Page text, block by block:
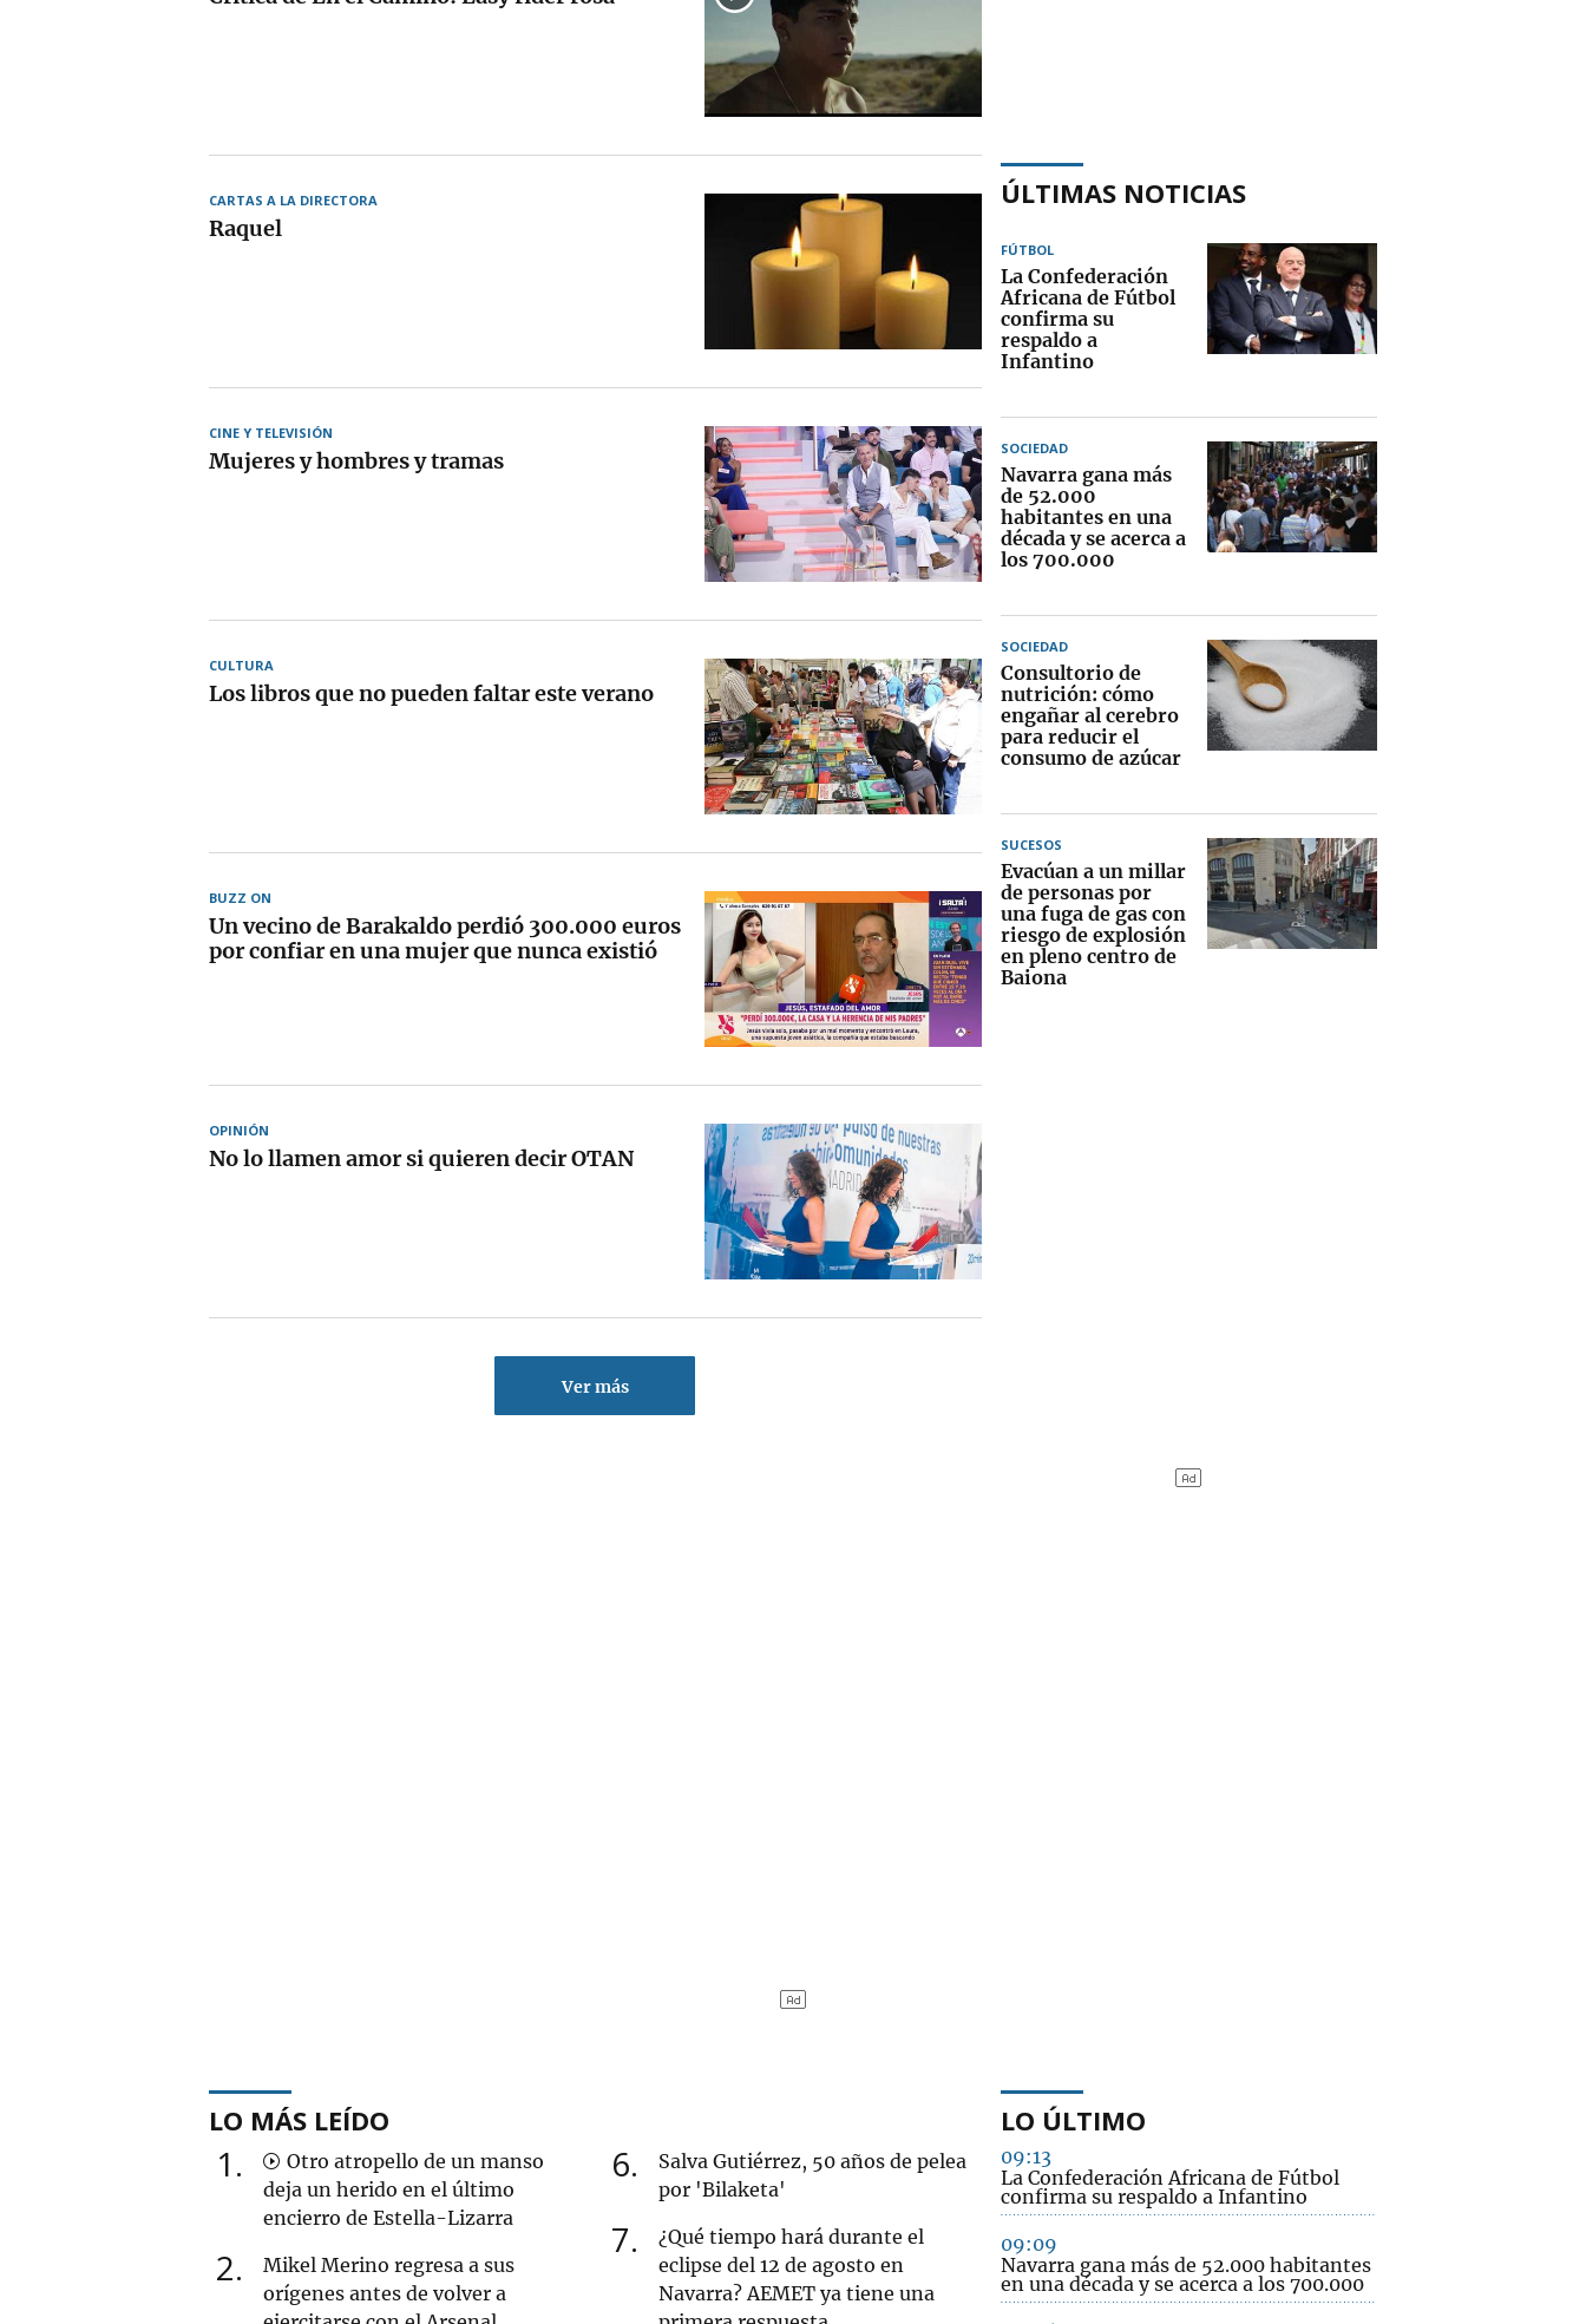
CARTAS A LA DIRECTORA
Raquel
CINE Y TELEVISIÓN
Mujeres y hombres y tramas
CULTURA
Los libros que no pueden faltar este verano
BUZZ ON
Un vecino de Barakaldo perdió 300.000 euros
por confiar en una mujer que nunca existió
OPINIÓN
No lo llamen amor si quieren decir OTAN
Ver más
ÚLTIMAS NOTICIAS
FÚTBOL
La Confederación
Africana de Fútbol
confirma su
respaldo a
Infantino
SOCIEDAD
Navarra gana más
de 52.000
habitantes en una
década y se acerca a
los 700.000
SOCIEDAD
Consultorio de
nutrición: cómo
engañar al cerebro
para reducir el
consumo de azúcar
SUCESOS
Evacúan a un millar
de personas por
una fuga de gas con
riesgo de explosión
en pleno centro de
Baiona
LO MÁS LEÍDO
1
Otro atropello de un manso
deja un herido en el último
encierro de Estella-Lizarra
2
Mikel Merino regresa a sus
orígenes antes de volver a
6
Salva Gutiérrez, 50 años de pelea
por 'Bilaketa'
7
¿Qué tiempo hará durante el
eclipse del 12 de agosto en
Navarra? AEMET ya tiene una
LO ÚLTIMO
09:13
La Confederación Africana de Fútbol
confirma su respaldo a Infantino
09:09
Navarra gana más de 52.000 habitantes
en una década y se acerca a los 700.000